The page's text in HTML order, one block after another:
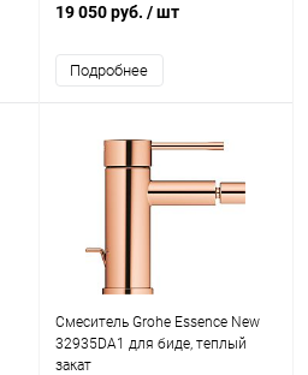
19 050 руб. / шт
Подробнее
Смеситель Grohe Essence New
32935DA1 для биде, теплый
закат